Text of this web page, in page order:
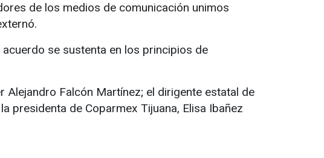
de los medios de comunicación unimos
se sustenta en los principios de
Alejandro Falcón Martínez; el dirigente estatal de
presidenta de Coparmex Tijuana, Elisa Ibañez